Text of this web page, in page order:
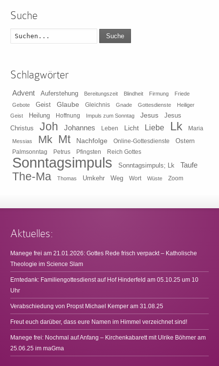
Suche
Suche
Schlagwörter
Advent Auferstehung Bereitungszeit Blindheit Firmung
Friede
Gebote
Geist Glaube Gleichnis Gnade Gottesdienste
Heiliger
Geist
Heilung Hoffnung Impuls zum Sonntag Jesus
Jesus
Christus
Joh Johannes Leben Licht Liebe Lk Maria
Messias Mk Mt Nachfolge Online-Gottesdienste Ostern
Palmsonntag Petrus Pfingsten Reich Gottes
Sonntagsimpuls Sonntagsimpuls; Lk Taufe
The-Ma Thomas Umkehr Weg Wort Wüste Zoom
Aktuelles:
Manege frei am 21.01.2026: Gottes Rede frisch verpackt – Katholische
Theologie im Science Slam
Erntedank: Familiengottesdienst auf Hof Hinderfeld am 05.10.25 um 10
Uhr
Verabschiedung von Propst Michael Kemper am 31.08.25
Freut euch darüber, dass eure Namen im Himmel verzeichnet sind!
Manege frei: Nochmal auf Anfang – Kirchenkabarett mit Ulrike Böhmer am
25.06.25 im maGma